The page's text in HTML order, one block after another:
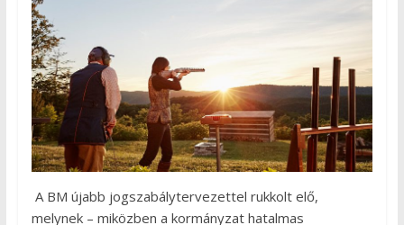
A BM újabb jogszabálytervezettel rukkolt elő,
melynek – miközben a kormányzat hatalmas